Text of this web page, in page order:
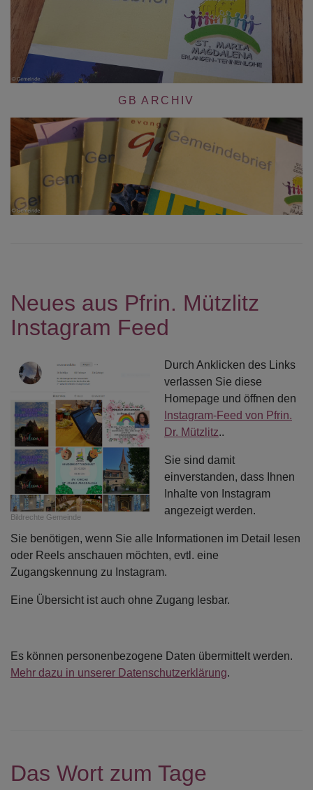
GB ARCHIV
Neues aus Pfrin. Mützlitz
Instagram Feed
Bildrechte Gemeinde
Durch Anklicken des Links
verlassen Sie diese
Homepage und öffnen den
Instagram-Feed von Pfrin.
Dr. Mützlitz..
Sie sind damit
einverstanden, dass Ihnen
Inhalte von Instagram
angezeigt werden.
Sie benötigen, wenn Sie alle Informationen im Detail lesen
oder Reels anschauen möchten, evtl. eine
Zugangskennung zu Instagram.
Eine Übersicht ist auch ohne Zugang lesbar.
Es können personenbezogene Daten übermittelt werden.
Mehr dazu in unserer Datenschutzerklärung.
Das Wort zum Tage